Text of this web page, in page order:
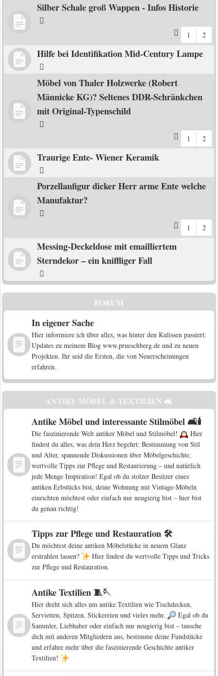
Silber Schale groß Wappen - Infos Historie
1 2
Hilfe bei Identifikation Mid-Century Lampe
Möbel von Thaler Holzwerke (Robert
Männicke KG)? Seltenes DDR-Schränkchen
mit Original-Typenschild
1 2
Traurige Ente- Wiener Keramik
Porzellanfigur dicker Herr arme Ente welche
Manufaktur?
1 2
Messing-Deckeldose mit emailliertem
Sterndekor – ein kniffliger Fall
FORUM
In eigener Sache
Hier informiere ich über alles, was hinter den Kulissen passiert:
Updates zu meinem Blog www.prueschberg.de und zu neuen
Projekten. Ihr seid die Ersten, die von Neuerscheinungen
erfahren.
ANTIKE MÖBEL & TEXTILIEN 🛋️
Antike Möbel und interessante Stilmöbel 🛋️🕯️
Die faszinierende Welt antiker Möbel und Stilmöbel!
Hier
findest du alles, was dein Herz begehrt: Bestimmung von Stil
und Alter, spannende Diskussionen über Möbelgeschichte,
wertvolle Tipps zur Pflege und Restaurierung – und natürlich
jede Menge Inspiration! Egal ob du stolzer Besitzer eines
antiken Erbstücks bist, deine Wohnung mit Vintage-Möbeln
einrichten möchtest oder einfach nur neugierig bist – hier bist
du genau richtig!
Tipps zur Pflege und Restauration 🛠️
Du möchtest deine antiken Möbelstücke in neuem Glanz
erstrahlen lassen?
Hier findest du wertvolle Tipps und Tricks
zur Pflege und Restauration.
Antike Textilien 🧵🪡
Hier dreht sich alles um antike Textilien wie Tischdecken,
Servietten, Spitzen, Stickereien und vieles mehr.
Egal ob du
Sammler, Liebhaber oder einfach nur neugierig bist – tausche
dich mit anderen Mitgliedern aus, bestimme deine Fundstücke
und erfahre mehr über die faszinierende Geschichte antiker
Textilien!